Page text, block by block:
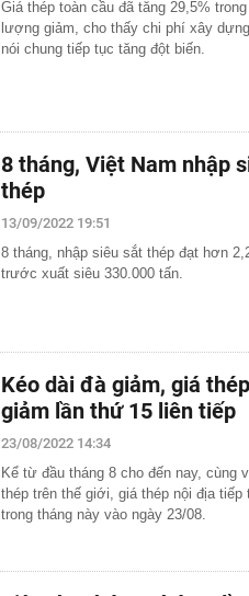
Giá thép toàn cầu đã tăng 29,5%
lượng giảm, cho thấy chi phí xây
nói chung tiếp tục tăng đột biến.
8 tháng, Việt Nam nhập
thép
13/09/2022 19:51
8 tháng, nhập siêu sắt thép đạt hơn
trước xuất siêu 330.000 tấn.
Kéo dài đà giảm, giá
giảm lần thứ 15 liên tiếp
23/08/2022 14:34
Kể từ đầu tháng 8 cho đến nay,
thép trên thế giới, giá thép nội địa
trong tháng này vào ngày 23/08.